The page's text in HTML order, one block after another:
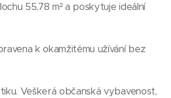
55,78 m² a poskytuje ideální
k okamžitému užívání bez
Veškerá občanská vybavenost,